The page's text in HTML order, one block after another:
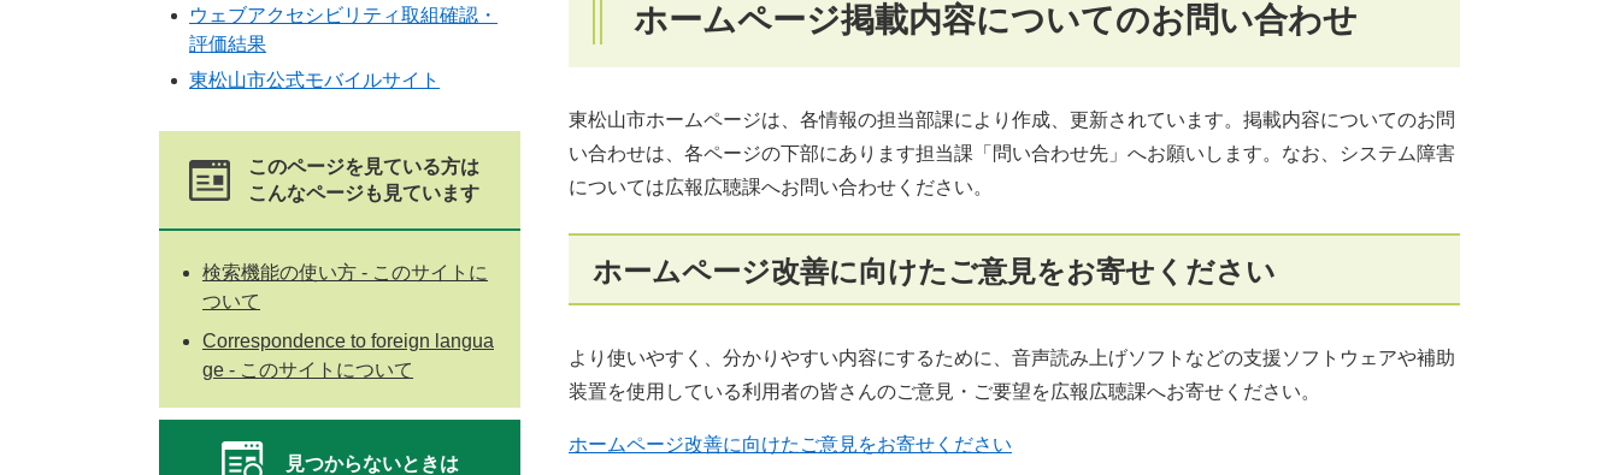
ホームページ掲載内容についてのお問い合わせ
東松山市ホームページは、各情報の担当部課により作成、更新されています。掲載内容についてのお問
い合わせは、各ページの下部にあります担当課「問い合わせ先」へお願いします。なお、システム障害
については広報広聴課へお問い合わせください。
ホームページ改善に向けたご意見をお寄せください
より使いやすく、分かりやすい内容にするために、音声読み上げソフトなどの支援ソフトウェアや補助
装置を使用している利用者の皆さんのご意見・ご要望を広報広聴課へお寄せください。
ホームページ改善に向けたご意見をお寄せください
ウェブアクセシビリティ取組確認・
評価結果
東松山市公式モバイルサイト
このページを見ている方は
こんなページも見ています
検索機能の使い方 - このサイトに
ついて
Correspondence to foreign langua
ge - このサイトについて
見つからないときは